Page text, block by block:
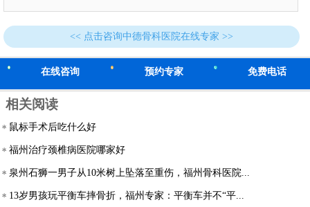
<< 点击咨询中德骨科医院在线专家 >>
在线咨询 预约专家 免费电话
相关阅读
鼠标手术后吃什么好
福州治疗颈椎病医院哪家好
泉州石狮一男子从10米树上坠落至重伤，福州骨科医院...
13岁男孩玩平衡车摔骨折，福州专家：平衡车并不“平...